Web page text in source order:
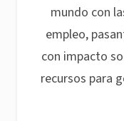
mundo con
empleo,
con impacto
recursos para